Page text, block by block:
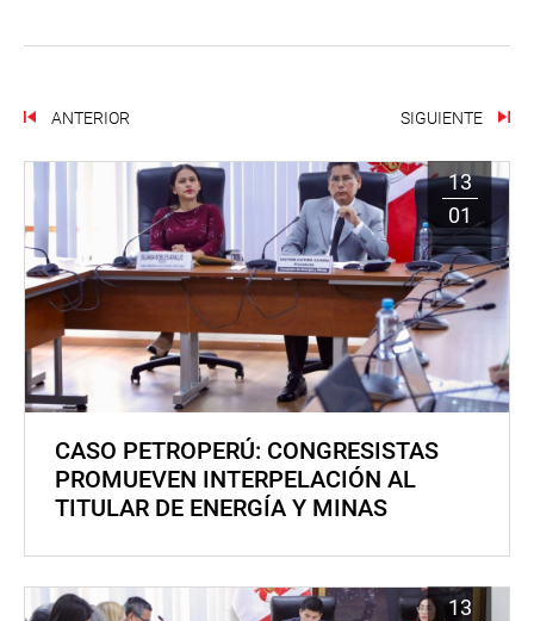
ANTERIOR SIGUIENTE
13
01
CASO PETROPERÚ: CONGRESISTAS
PROMUEVEN INTERPELACIÓN AL
TITULAR DE ENERGÍA Y MINAS
13